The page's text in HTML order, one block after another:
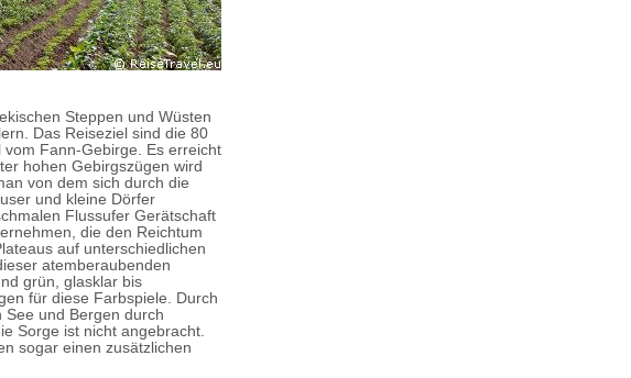
Steppen und Wüsten
Das Reiseziel sind die 80
Fann-Gebirge. Es erreicht
hohen Gebirgszügen wird
von dem sich durch die
und kleine Dörfer
Flussufer Gerätschaft
die den Reichtum
auf unterschiedlichen
atemberaubenden
grün, glasklar bis
für diese Farbspiele. Durch
und Bergen durch
Sorge ist nicht angebracht.
sogar einen zusätzlichen